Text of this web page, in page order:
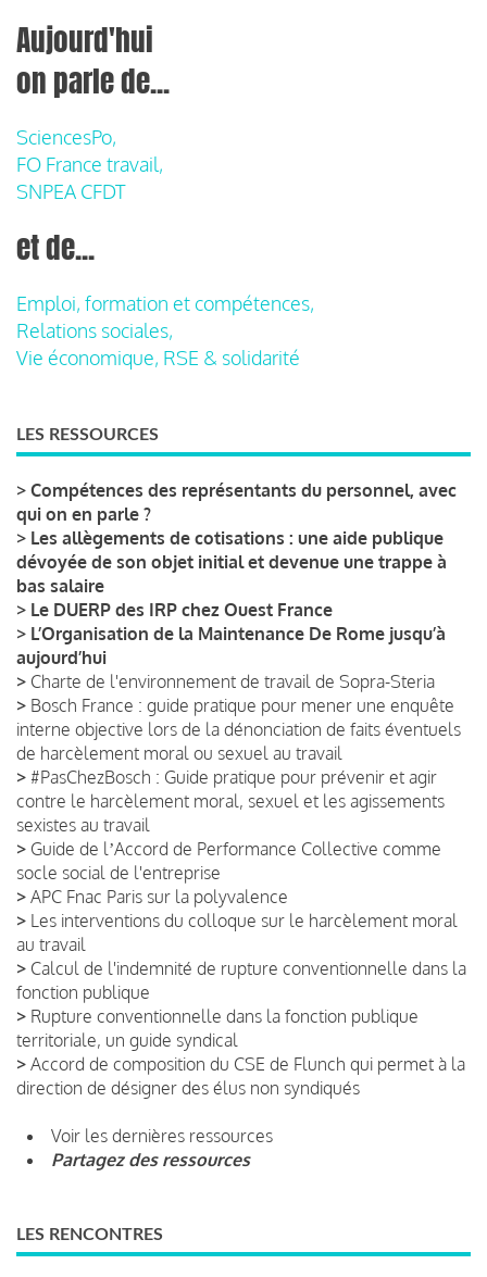
Aujourd'hui
on parle de...
SciencesPo,
FO France travail,
SNPEA CFDT
et de...
Emploi, formation et compétences,
Relations sociales,
Vie économique, RSE & solidarité
LES RESSOURCES
> Compétences des représentants du personnel, avec
qui on en parle ?
> Les allègements de cotisations : une aide publique
dévoyée de son objet initial et devenue une trappe à
bas salaire
> Le DUERP des IRP chez Ouest France
> L’Organisation de la Maintenance De Rome jusqu’à
aujourd’hui
> Charte de l'environnement de travail de Sopra-Steria
> Bosch France : guide pratique pour mener une enquête
interne objective lors de la dénonciation de faits éventuels
de harcèlement moral ou sexuel au travail
> #PasChezBosch : Guide pratique pour prévenir et agir
contre le harcèlement moral, sexuel et les agissements
sexistes au travail
> Guide de lʼAccord de Performance Collective comme
socle social de l'entreprise
> APC Fnac Paris sur la polyvalence
> Les interventions du colloque sur le harcèlement moral
au travail
> Calcul de l'indemnité de rupture conventionnelle dans la
fonction publique
> Rupture conventionnelle dans la fonction publique
territoriale, un guide syndical
> Accord de composition du CSE de Flunch qui permet à la
direction de désigner des élus non syndiqués
Voir les dernières ressources
Partagez des ressources
LES RENCONTRES